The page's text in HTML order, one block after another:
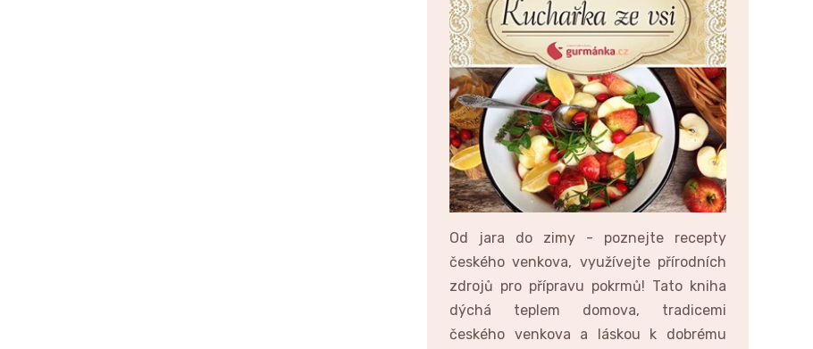
Od jara do zimy - poznejte recepty
českého venkova, využívejte přírodních
zdrojů pro přípravu pokrmů! Tato kniha
dýchá teplem domova, tradicemi
českého venkova a láskou k dobrému